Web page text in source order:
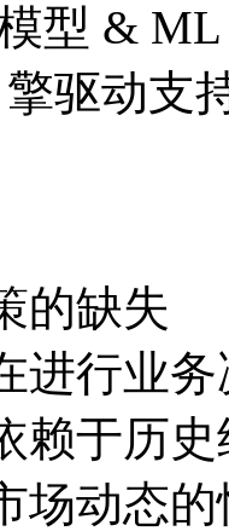
型 & ML
驱动支
的缺失
在进行业
依赖于历
场动态